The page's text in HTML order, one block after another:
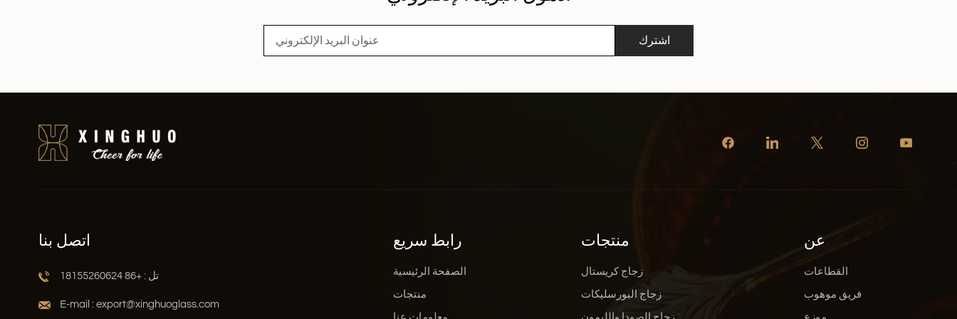
اشترك
اتصل بنا
تل : +86 18155260624
E-mail : export@xinghuoglass.com
رابط سريع
الصفحة الرئيسية
منتجات
منتجات
زجاج كريستال
زجاج البورسليكات
عن
القطاعات
فريق موهوب